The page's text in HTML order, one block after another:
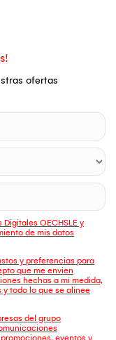
ofertas
OECHSLE y
de mis datos
y preferencias para
que me envien
hechas a mi medida,
todo lo que se alinee
del grupo
eventos y